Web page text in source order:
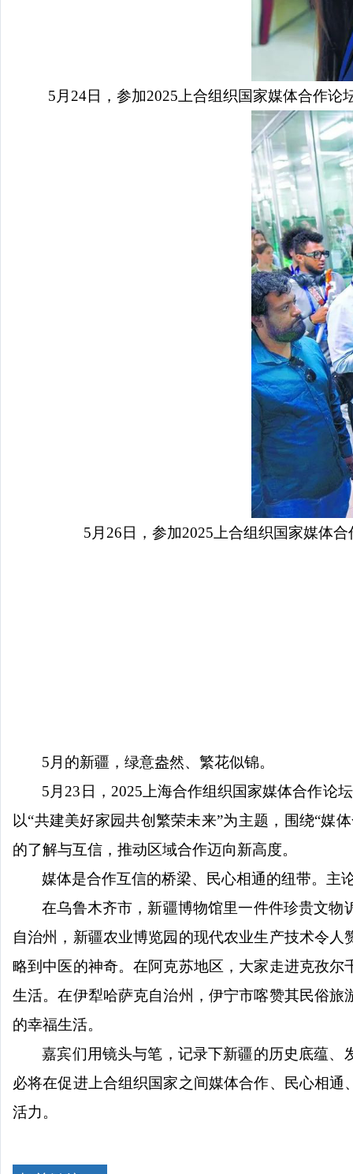
5月24日，参加2025上合组织国家媒体合作
5月26日，参加2025上合组织国家媒体
5 月的新疆，绿意盎然、繁花似锦。
5 月 23 日， 2025 上海合作组织国家媒体合作论
以“共建美好家园共创繁荣未来”为主题，围绕“媒
的了解与互信，推动区域合作迈向新高度。
媒体是合作互信的桥梁、民心相通的纽带。主
在乌鲁木齐市，新疆博物馆里一件件珍贵文
自治州，新疆农业博览园的现代农业生产技术令
略到中医的神奇。在阿克苏地区，大家走进克孜
生活。在伊犁哈萨克自治州，伊宁市喀赞其民俗
的幸福生活。
嘉宾们用镜头与笔，记录下新疆的历史底蕴
必将在促进上合组织国家之间媒体合作、民心相
活力。